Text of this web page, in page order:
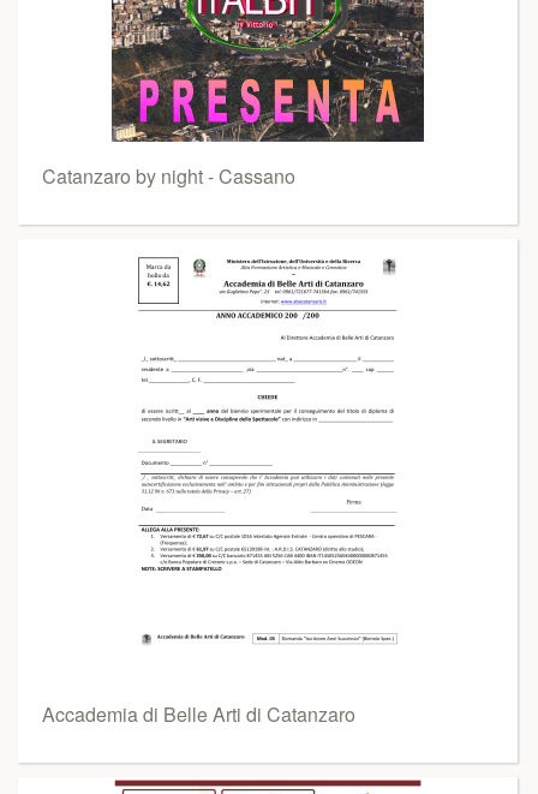
Catanzaro by night - Cassano
Accademia di Belle Arti di Catanzaro